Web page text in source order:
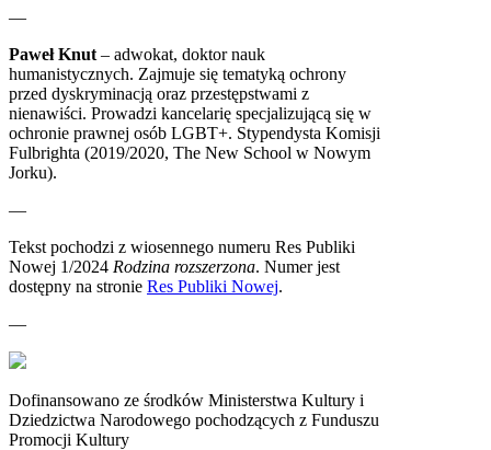
—
Paweł Knut – adwokat, doktor nauk
humanistycznych. Zajmuje się tematyką ochrony
przed dyskryminacją oraz przestępstwami z
nienawiści. Prowadzi kancelarię specjalizującą się w
ochronie prawnej osób LGBT+. Stypendysta Komisji
Fulbrighta (2019/2020, The New School w Nowym
Jorku).
—
Tekst pochodzi z wiosennego numeru Res Publiki
Nowej 1/2024 Rodzina rozszerzona. Numer jest
dostępny na stronie Res Publiki Nowej.
—
Dofinansowano ze środków Ministerstwa Kultury i
Dziedzictwa Narodowego pochodzących z Funduszu
Promocji Kultury